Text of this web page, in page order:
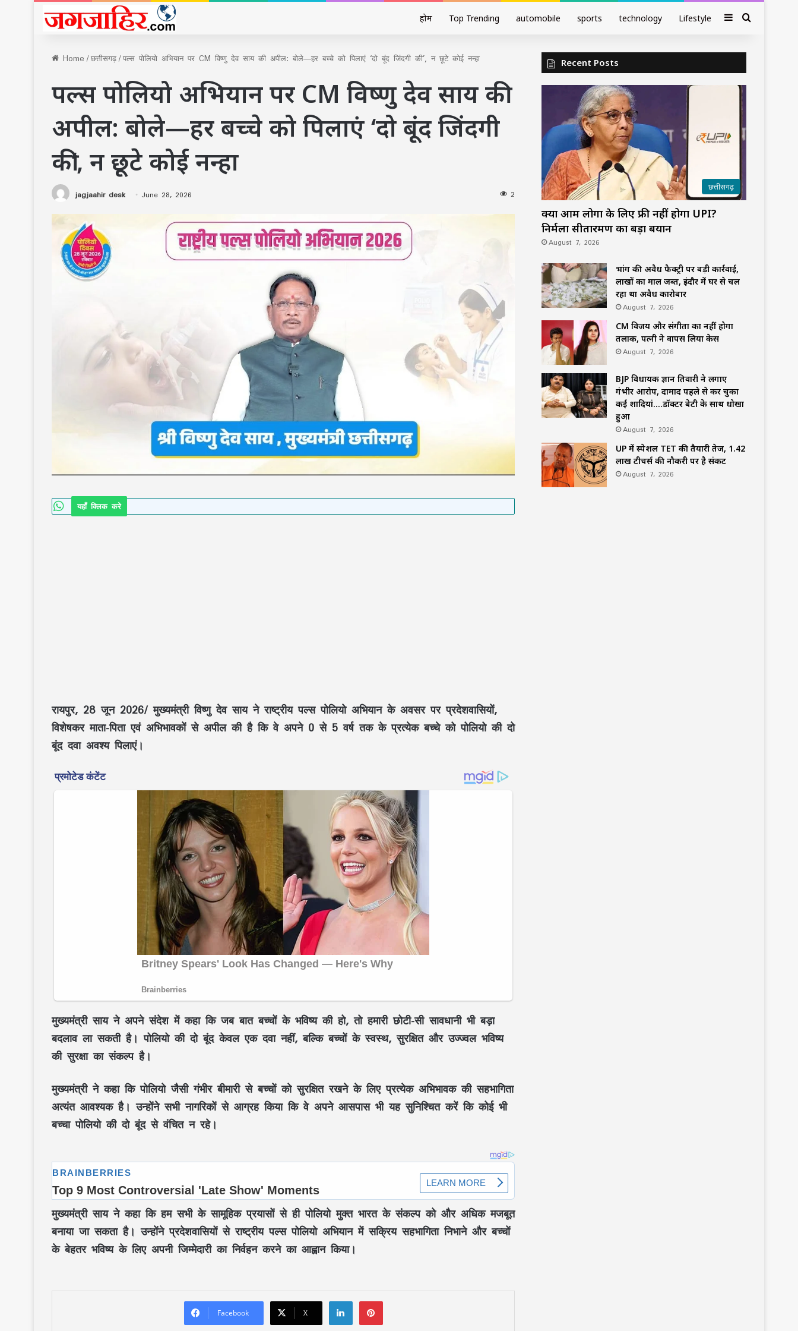
होम Top Trending automobile sports technology Lifestyle SidebarSearch
Home/छत्तीसगढ़/पल्स पोलियो अभियान पर CM विष्णु देव साय की अपील: बोले—हर बच्चे को पिलाएं ‘दो बूंद जिंदगी की’, न छूटे कोई नन्हा
पल्स पोलियो अभियान पर CM विष्णु देव साय की
अपील: बोले—हर बच्चे को पिलाएं ‘दो बूंद जिंदगी
की’, न छूटे कोई नन्हा
jagjaahir desk June 28, 2026 2
यहाँ क्लिक करे
रायपुर, 28 जून 2026/ मुख्यमंत्रीविष्णु देव सायने राष्ट्रीय पल्स पोलियो अभियान के अवसर पर प्रदेशवासियों,
विशेषकर माता-पिता एवं अभिभावकों से अपील की है कि वे अपने 0 से 5 वर्ष तक के प्रत्येक बच्चे को पोलियो की दो
बूंद दवा अवश्य पिलाएं।
मुख्यमंत्रीसायने अपने संदेश में कहा कि जब बात बच्चों के भविष्य की हो, तो हमारी छोटी-सी सावधानी भी बड़ा
बदलाव ला सकती है। पोलियो की दो बूंद केवल एक दवा नहीं, बल्कि बच्चों के स्वस्थ, सुरक्षित और उज्ज्वल भविष्य
की सुरक्षा का संकल्प है।
मुख्यमंत्री ने कहा कि पोलियो जैसी गंभीर बीमारी से बच्चों को सुरक्षित रखने के लिए प्रत्येक अभिभावक की सहभागिता
अत्यंत आवश्यक है। उन्होंने सभी नागरिकों से आग्रह किया कि वे अपने आसपास भी यह सुनिश्चित करें कि कोई भी
बच्चा पोलियो की दो बूंद से वंचित न रहे।
मुख्यमंत्रीसायने कहा कि हम सभी के सामूहिक प्रयासों से ही पोलियो मुक्त भारत के संकल्प को और अधिक मजबूत
बनाया जा सकता है। उन्होंने प्रदेशवासियों से राष्ट्रीय पल्स पोलियो अभियान में सक्रिय सहभागिता निभाने और बच्चों
के बेहतर भविष्य के लिए अपनी जिम्मेदारी का निर्वहन करने का आह्वान किया।
Facebook X
LinkedInPinterest
क्या आम लोगों के लिए फ्री नहीं होगा UPI?
निर्मला सीतारमण का बड़ा बयान
CM विजय और संगीता का नहीं होगा तलाक,
Recent Posts
छत्तीसगढ़
क्या आम लोगों के लिए फ्री नहीं होगा UPI?
निर्मला सीतारमण का बड़ा बयान
August 7, 2026
भांग की अवैध फैक्ट्री पर बड़ी कार्रवाई,
लाखों का माल जब्त, इंदौर में घर से चल
रहा था अवैध कारोबार
August 7, 2026
CM विजय और संगीता का नहीं होगा
तलाक, पत्नी ने वापस लिया केस
August 7, 2026
BJP विधायक ज्ञान तिवारी ने लगाए
गंभीर आरोप, दामाद पहले से कर चुका
कई शादियां….डॉक्टर बेटी के साथ धोखा
हुआ
August 7, 2026
UP में स्पेशल TET की तैयारी तेज, 1.42
लाख टीचर्स की नौकरी पर है संकट
August 7, 2026